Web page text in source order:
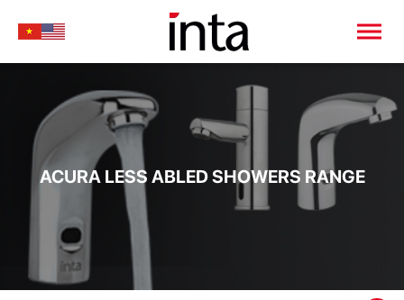
ACURA LESS ABLED SHOWERS RANGE